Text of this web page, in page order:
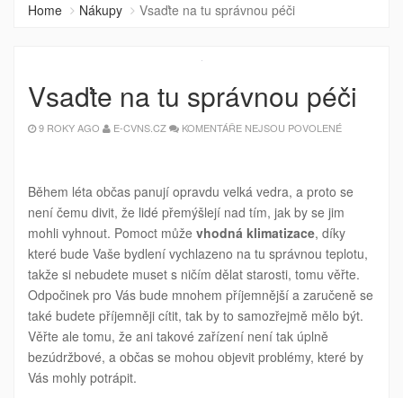
Home Nákupy Vsaďte na tu správnou péči
Vsaďte na tu správnou péči
9 ROKY AGO E-CVNS.CZ KOMENTÁŘE NEJSOU POVOLENÉU
TU
PÉČI
Během léta občas panují opravdu velká vedra, a proto se
není čemu divit, že lidé přemýšlejí nad tím, jak by se jim
mohli vyhnout. Pomoct může vhodná klimatizace, díky
které bude Vaše bydlení vychlazeno na tu správnou teplotu,
takže si nebudete muset s ničím dělat starosti, tomu věřte.
Odpočinek pro Vás bude mnohem příjemnější a zaručeně se
také budete příjemněji cítit, tak by to samozřejmě mělo být.
Věřte ale tomu, že ani takové zařízení není tak úplně
bezúdržbové, a občas se mohou objevit problémy, které by
Vás mohly potrápit.